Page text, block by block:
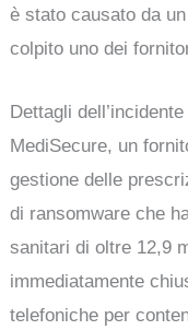
è stato causato da
colpito uno dei
Dettagli dell’incidente
MediSecure, un
gestione delle
di ransomware che
sanitari di oltre 12,9
immediatamente
telefoniche per